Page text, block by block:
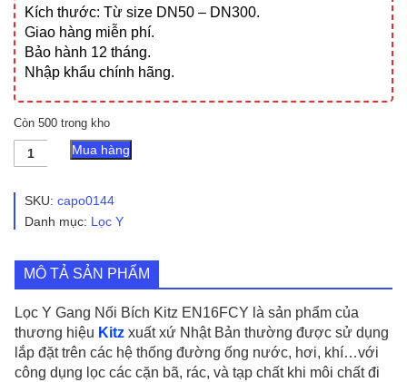
Kích thước: Từ size DN50 – DN300.
Giao hàng miễn phí.
Bảo hành 12 tháng.
Nhập khẩu chính hãng.
Còn 500 trong kho
Lọc
Y
Nối
Kitz
số
lượng
Mua hàng
SKU: capo0144
Danh mục: Lọc Y
MÔ TẢ SẢN PHẨM
Lọc Y Gang Nối Bích Kitz EN16FCY là sản phẩm của
thương hiệu Kitz xuất xứ Nhật Bản thường được sử dụng
lắp đặt trên các hệ thống đường ống nước, hơi, khí…với
công dụng lọc các cặn bã, rác, và tạp chất khi môi chất đi